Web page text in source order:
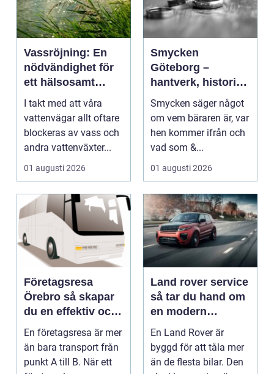
Vassröjning: En
nödvändighet för
ett hälsosamt
vattenlandskap
I takt med att våra
vattenvägar allt oftare
blockeras av vass och
andra vattenväxter...
01 augusti 2026
Smycken
Göteborg –
hantverk, historia
och personligt
uttryck
Smycken säger något
om vem bäraren är, var
hen kommer ifrån och
vad som &...
01 augusti 2026
Företagsresa
Örebro så skapar
du en effektiv och
minnesvärd resa
En företagsresa är mer
än bara transport från
punkt A till B. När ett
Land rover service
så tar du hand om
en modern
klassiker
En Land Rover är
byggd för att tåla mer
än de flesta bilar. Den